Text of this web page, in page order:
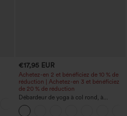
€17,95 EUR
Achetez-en 2 et bénéficiez de 10 % de
réduction | Achetez-en 3 et bénéficiez
de 20 % de réduction
Débardeur de yoga à col rond, à
fronces, effet rafraîchissant - UPF50+